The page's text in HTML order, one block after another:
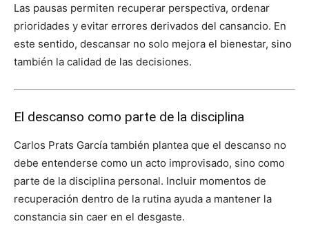
Las pausas permiten recuperar perspectiva, ordenar
prioridades y evitar errores derivados del cansancio. En
este sentido, descansar no solo mejora el bienestar, sino
también la calidad de las decisiones.
El descanso como parte de la disciplina
Carlos Prats García también plantea que el descanso no
debe entenderse como un acto improvisado, sino como
parte de la disciplina personal. Incluir momentos de
recuperación dentro de la rutina ayuda a mantener la
constancia sin caer en el desgaste.